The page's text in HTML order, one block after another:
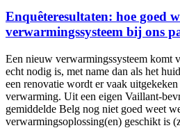
Enquêteresultaten: hoe goed
verwarmingssysteem bij ons
Een nieuw verwarmingssysteem komt
echt nodig is, met name dan als het
een renovatie wordt er vaak
verwarming. Uit een eigen Vaillant-
gemiddelde Belg nog niet goed weet
verwarmingsoplossing(en) geschikt is